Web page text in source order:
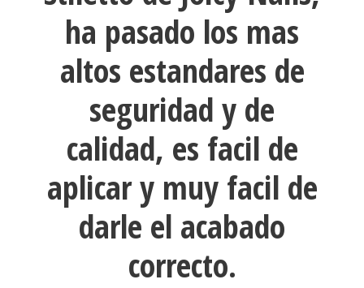
ha pasado los mas
altos estandares de
seguridad y de
calidad, es facil de
aplicar y muy facil de
darle el acabado
correcto.